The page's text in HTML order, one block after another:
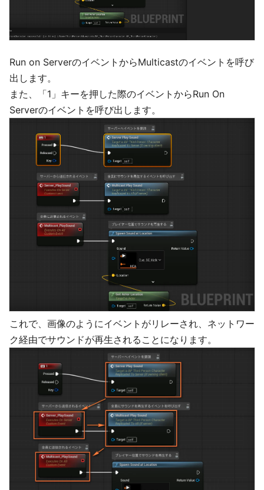
Run on ServerのイベントからMulticastのイベントを呼び
出します。
また、「1」キーを押した際のイベントからRun On
Serverのイベントを呼び出します。
これで、画像のようにイベントがリレーされ、ネットワー
ク経由でサウンドが再生されることになります。